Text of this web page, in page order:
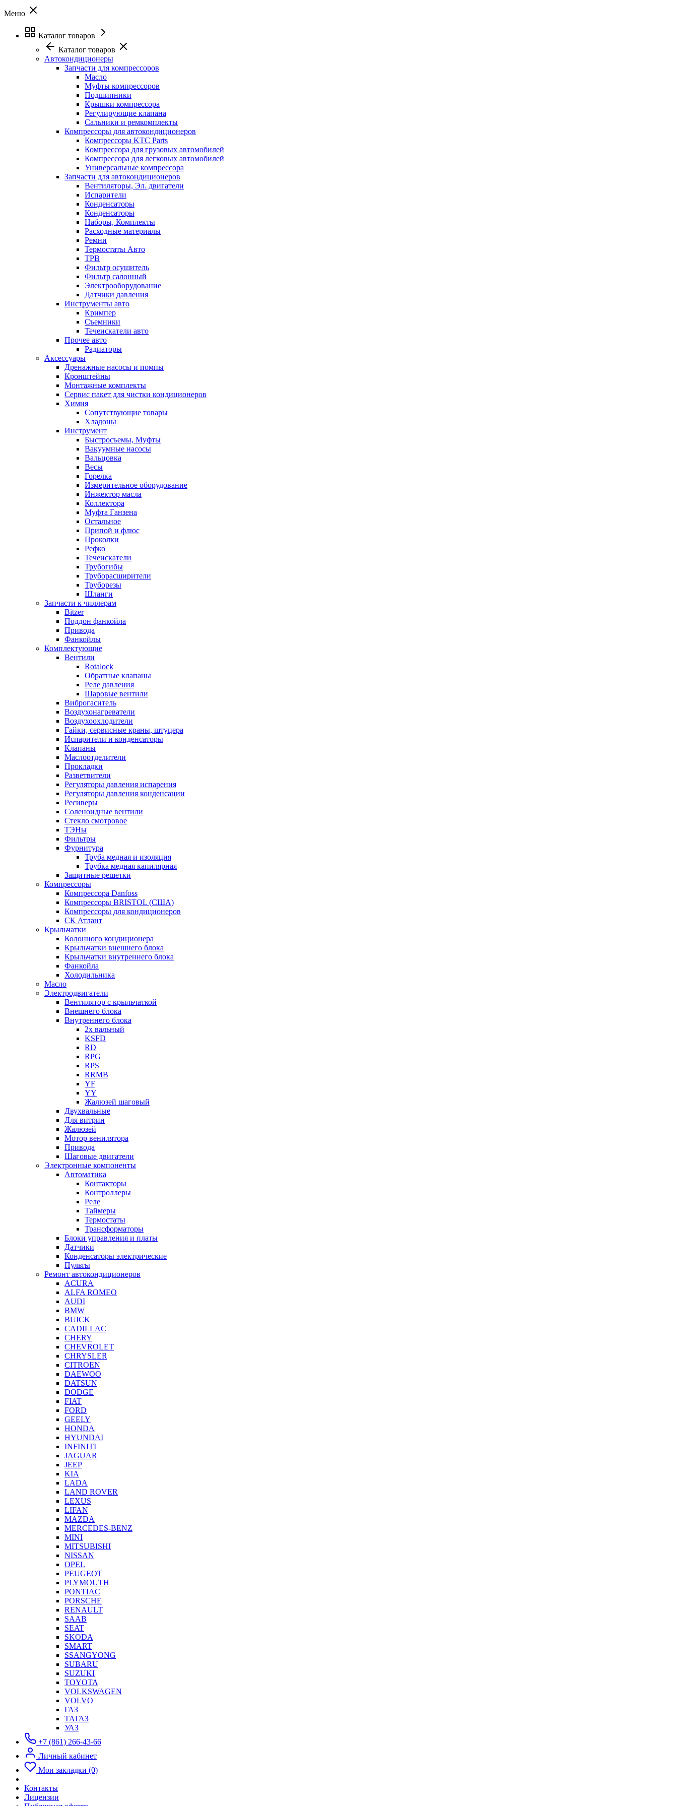
Меню
Каталог товаров
Каталог товаров
Автокондиционеры
Запчасти для компрессоров
Масло
Муфты компрессоров
Подшипники
Крышки компрессора
Регулирующие клапана
Сальники и ремкомплекты
Компрессоры для автокондиционеров
Компрессоры KTC Parts
Компрессора для грузовых автомобилей
Компрессора для легковых автомобилей
Универсальные компрессора
Запчасти для автокондиционеров
Вентиляторы, Эл. двигатели
Испарители
Конденсаторы
Конденсаторы
Наборы, Комплекты
Расходные материалы
Ремни
Термостаты Авто
ТРВ
Фильтр осушитель
Фильтр салонный
Электрооборудование
Датчики давления
Инструменты авто
Кримпер
Съемники
Течеискатели авто
Прочее авто
Радиаторы
Аксессуары
Дренажные насосы и помпы
Кронштейны
Монтажные комплекты
Сервис пакет для чистки кондиционеров
Химия
Сопутствующие товары
Хладоны
Инструмент
Быстросъемы, Муфты
Вакуумные насосы
Вальцовка
Весы
Горелка
Измерительное оборудование
Инжектор масла
Коллектора
Муфта Ганзена
Остальное
Припой и флюс
Проколки
Рефко
Течеискатели
Трубогибы
Труборасширители
Труборезы
Шланги
Запчасти к чиллерам
Bitzer
Поддон фанкойла
Привода
Фанкойлы
Комплектующие
Вентили
Rotalock
Обратные клапаны
Реле давления
Шаровые вентили
Виброгаситель
Воздухонагреватели
Воздухоохлодители
Гайки, сервисные краны, штуцера
Испарители и конденсаторы
Клапаны
Маслоотделители
Прокладки
Разветвители
Регуляторы давления испарения
Регуляторы давления конденсации
Ресиверы
Соленоидные вентили
Стекло смотровое
ТЭНы
Фильтры
Фурнитура
Труба медная и изоляция
Трубка медная капилярная
Защитные решетки
Компрессоры
Компрессора Danfoss
Компрессоры BRISTOL (США)
Компрессоры для кондиционеров
СК Атлант
Крыльчатки
Колонного кондиционера
Крыльчатки внешнего блока
Крыльчатки внутреннего блока
Фанкойла
Холодильника
Масло
Электродвигатели
Вентилятор с крыльчаткой
Внешнего блока
Внутреннего блока
2х вальный
KSFD
RD
RPG
RPS
RRMB
YF
YY
Жалюзей шаговый
Двухвальные
Для витрин
Жалюзей
Мотор венилятора
Привода
Шаговые двигатели
Электронные компоненты
Автоматика
Контакторы
Контроллеры
Реле
Таймеры
Термостаты
Трансформаторы
Блоки управления и платы
Датчики
Конденсаторы электрические
Пульты
Ремонт автокондиционеров
ACURA
ALFA ROMEO
AUDI
BMW
BUICK
CADILLAC
CHERY
CHEVROLET
CHRYSLER
CITROEN
DAEWOO
DATSUN
DODGE
FIAT
FORD
GEELY
HONDA
HYUNDAI
INFINITI
JAGUAR
JEEP
KIA
LADA
LAND ROVER
LEXUS
LIFAN
MAZDA
MERCEDES-BENZ
MINI
MITSUBISHI
NISSAN
OPEL
PEUGEOT
PLYMOUTH
PONTIAC
PORSCHE
RENAULT
SAAB
SEAT
SKODA
SMART
SSANGYONG
SUBARU
SUZUKI
TOYOTA
VOLKSWAGEN
VOLVO
ГАЗ
ТАГАЗ
УАЗ
+7 (861) 266-43-66
Личный кабинет
Мои закладки (0)
Контакты
Лицензии